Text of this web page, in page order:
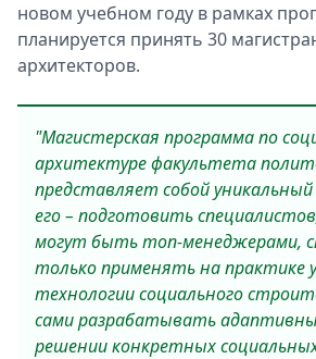
новом учебном году в рамках
планируется принять 30
архитекторов.
"Магистерская программа по
архитектуре факультета
представляет собой
его – подготовить
могут быть топ-менеджерами,
только применять на практике
технологии социального
сами разрабатывать
решении конкретных